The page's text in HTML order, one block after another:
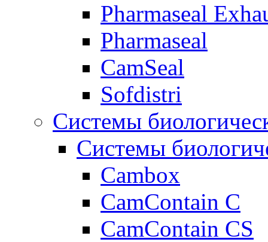
Pharmaseal
Pharmaseal
CamSeal
Sofdistri
Системы
Системы
Cambox
CamContain C
CamContain CS